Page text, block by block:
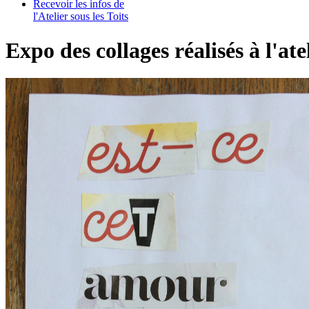
Recevoir les infos de
l'Atelier sous les Toits
Expo des collages réalisés à